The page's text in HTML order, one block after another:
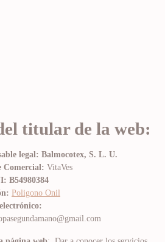
titular de la web:
legal: Balmocotex, S. L. U.
Comercial: VitaVes
B54980384
Poligono Onil